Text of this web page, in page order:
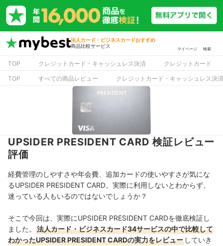
法人カード・ビジネスカードおすすめ
商品比較サービス
マイページ 検索
TOP クレジットカード・キャッシュレス決済
クレジットカード
TOP
すべての商品レビュー クレジットカード・キャッシュレス決
UPSIDER PRESIDENT CARD 検証レビュー
評価
経費管理のしやすさや年会費、追加カードの使いやすさが気にな
るUPSIDER PRESIDENT CARD。実際に利用しないとわからず、
迷っている人もいるのではないでしょうか？
そこで今回は、実際にUPSIDER PRESIDENT CARDを徹底検証し
ました。
法人カード・ビジネスカード34サービスの中で比較して
わかったUPSIDER PRESIDENT CARDの実力をレビュー していき